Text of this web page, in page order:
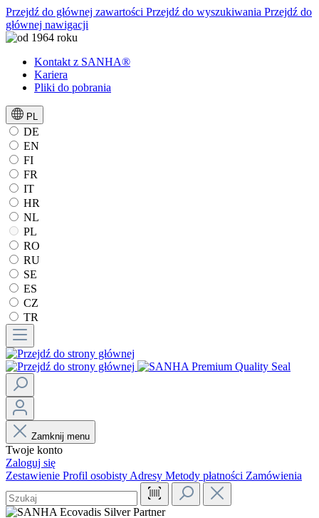
Przejdź do głównej zawartości Przejdź do wyszukiwania Przejdź do
głównej nawigacji
Kontakt z SANHA®
Kariera
Pliki do pobrania
PL
DE
EN
FI
FR
IT
HR
NL
PL
RO
RU
SE
ES
CZ
TR
Zamknij menu
Twoje konto
Zaloguj się
Zestawienie Profil osobisty Adresy Metody płatności Zamówienia